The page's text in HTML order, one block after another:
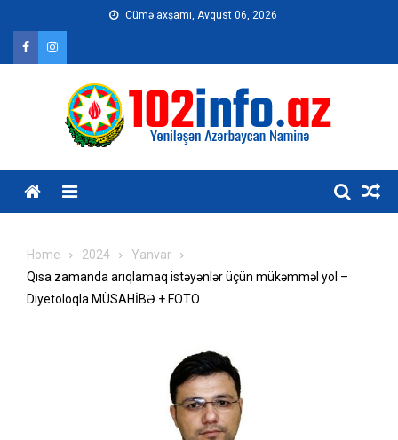
content
Cümə axşamı, Avqust 06, 2026
Home 2024
Yanvar
Qısa zamanda arıqlamaq istəyənlər üçün mükəmməl yol –
Diyetoloqla MÜSAHİBƏ + FOTO